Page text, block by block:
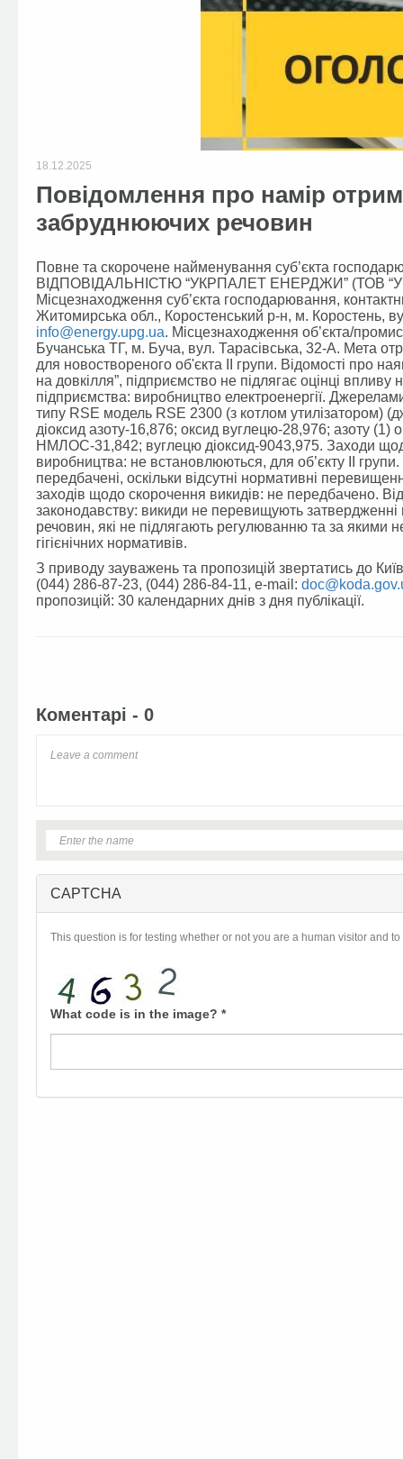
18.12.2025
Повідомлення про намір
забруднюючих речовин
Повне та скорочене найменування суб’єкта
ВІДПОВІДАЛЬНІСТЮ “УКРПАЛЕТ ЕНЕРДЖИ” (ТОВ
Місцезнаходження суб’єкта господарювання,
Житомирська обл., Коростенський р-н, м. Коростень,
info@energy.upg.ua. Місцезнаходження об’єкта/
Бучанська ТГ, м. Буча, вул. Тарасівська, 32-А. Мета
для новоствореного об'єкта ІІ групи. Відомості про
на довкілля”, підприємство не підлягає оцінці
підприємства: виробництво електроенергії.
типу RSE модель RSE 2300 (з котлом утилізатором)
діоксид азоту-16,876; оксид вуглецю-28,976; азоту (1)
НМЛОС-31,842; вуглецю діоксид-9043,975. Заходи
виробництва: не встановлюються, для об’єкту ІІ
передбачені, оскільки відсутні нормативні
заходів щодо скорочення викидів: не передбачено.
законодавству: викиди не перевищують
речовин, які не підлягають регулюванню та за якими
гігієнічних нормативів.
З приводу зауважень та пропозицій звертатись до
(044) 286-87-23, (044) 286-84-11, e-mail:
пропозицій: 30 календарних днів з дня публікації.
Коментарі - 0
CAPTCHA
This question is for testing whether or not you are a human visitor and
What code is in the image? *